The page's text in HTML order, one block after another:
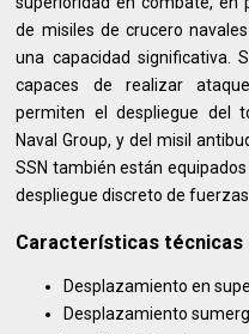
de misiles de crucero
una capacidad significativa.
capaces de realizar
permiten el despliegue del
Naval Group, y del misil
SSN también están
despliegue discreto de fuerzas
Características técnicas
Desplazamiento en
Desplazamiento